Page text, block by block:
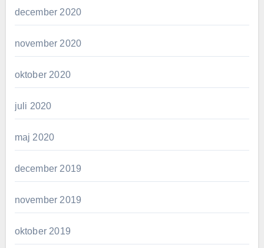
december 2020
november 2020
oktober 2020
juli 2020
maj 2020
december 2019
november 2019
oktober 2019